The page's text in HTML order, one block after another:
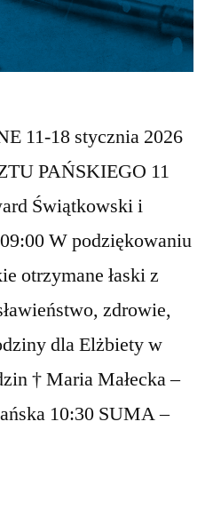
11-18 stycznia 2026
PAŃSKIEGO 11
Świątkowski i
W podziękowaniu
otrzymane łaski z
zdrowie,
dla Elżbiety w
† Maria Małecka –
10:30 SUMA –